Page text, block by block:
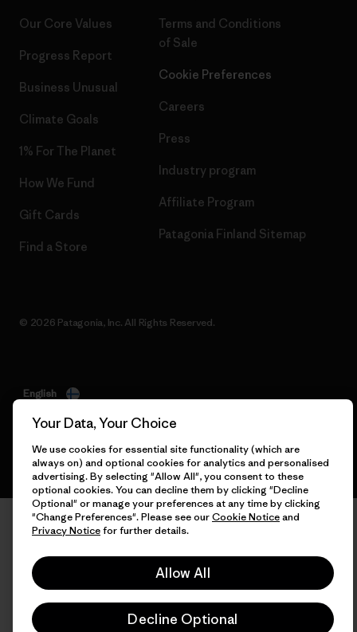
Our Core Values
Progress Report
Business Unusual
Climate Goals
1% For The Planet
How We Fund
Gift Cards
Find a Store
Terms and Conditions
of Sale
Cookie Preferences
Careers
Press
Industry program
Affiliate Program
Patagonia Finland Sitemap
© 2026 Patagonia, Inc. All Rights Reserved.
English
Your Data, Your Choice
We use cookies for essential site functionality (which are
always on) and optional cookies for analytics and personalised
advertising. By selecting "Allow All", you consent to these
optional cookies. You can decline them by clicking "Decline
Optional" or manage your preferences at any time by clicking
"Change Preferences". Please see ourCookie Noticeand
Privacy Noticefor further details.
Allow All
Decline Optional